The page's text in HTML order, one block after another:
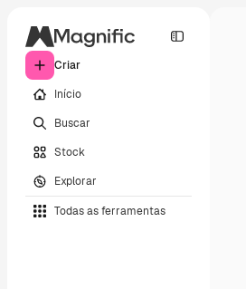
Criar
Início
Buscar
Stock
Explorar
Todas as ferramentas